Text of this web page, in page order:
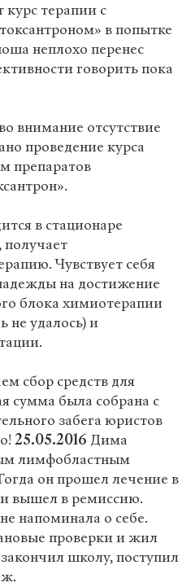
курс терапии с
в попытке
неплохо перенес
говорить пока
внимание отсутствие
проведение курса
препаратов
в стационаре
Чувствует себя
на достижение
блока химиотерапии
не удалось) и
сбор средств для
сумма была собрана с
забега юристов
25.05.2016 Дима
лимфобластным
он прошел лечение в
вышел в ремиссию.
напоминала о себе.
проверки и жил
школу, поступил